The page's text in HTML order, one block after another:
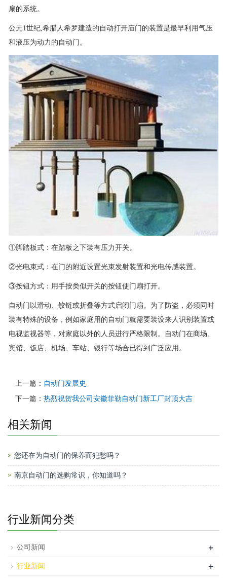
扇的系统。
公元1世纪,希腊人希罗建造的自动打开庙门的装置是最早利用气压
和液压为动力的自动门。
①脚踏板式：在踏板之下装有压力开关。
②光电束式：在门的附近设置光束发射装置和光电传感装置。
③按钮方式：用手按类似开关的按钮使门扇打开。
自动门以滑动、铰链或折叠等方式启闭门扇。为了防盗，必须同时
装有特殊的设备，例如家庭用的自动门就需要装设来人识别装置或
电视监视器等，对家庭以外的人员进行严格限制。自动门在商场、
宾馆、饭店、机场、车站、银行等场合已得到广泛应用。
上一篇： 自动门发展史
下一篇： 热烈祝贺我公司安徽菲勒自动门新工厂封顶大吉
相关新闻
您还在为自动门的保养而犯愁吗？
南京自动门的选购常识，你知道吗？
行业新闻分类
公司新闻 +
行业新闻 +